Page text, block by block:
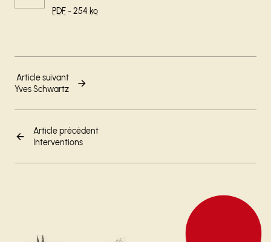
PDF- 254 ko
Article précédent
Interventions
Article suivant
Yves Schwartz